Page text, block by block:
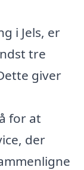
i Jels, er
tre
giver
for at
der